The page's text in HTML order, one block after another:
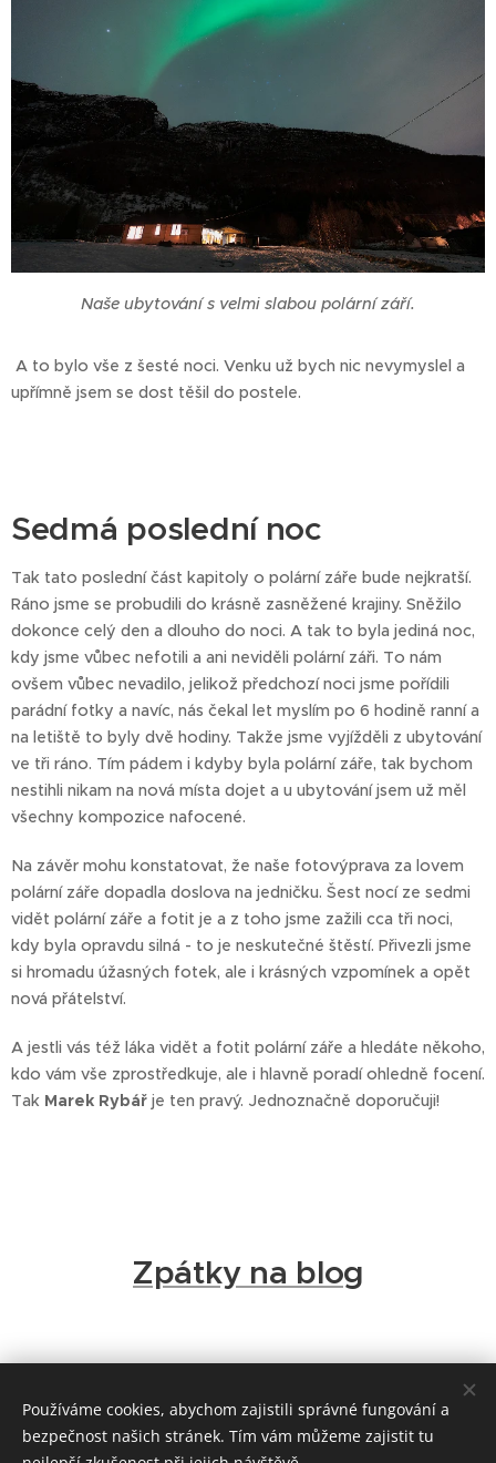
Naše ubytování s velmi slabou polární září.
A to bylo vše z šesté noci. Venku už bych nic nevymyslel a
upřímně jsem se dost těšil do postele.
Sedmá poslední noc
Tak tato poslední část kapitoly o polární záře bude nejkratší.
Ráno jsme se probudili do krásně zasněžené krajiny. Sněžilo
dokonce celý den a dlouho do noci. A tak to byla jediná noc,
kdy jsme vůbec nefotili a ani neviděli polární záři. To nám
ovšem vůbec nevadilo, jelikož předchozí noci jsme pořídili
parádní fotky a navíc, nás čekal let myslím po 6 hodině ranní a
na letiště to byly dvě hodiny. Takže jsme vyjížděli z ubytování
ve tři ráno. Tím pádem i kdyby byla polární záře, tak bychom
nestihli nikam na nová místa dojet a u ubytování jsem už měl
všechny kompozice nafocené.
Na závěr mohu konstatovat, že naše fotovýprava za lovem
polární záře dopadla doslova na jedničku. Šest nocí ze sedmi
vidět polární záře a fotit je a z toho jsme zažili cca tři noci,
kdy byla opravdu silná - to je neskutečné štěstí. Přivezli jsme
si hromadu úžasných fotek, ale i krásných vzpomínek a opět
nová přátelství.
A jestli vás též láka vidět a fotit polární záře a hledáte někoho,
kdo vám vše zprostředkuje, ale i hlavně poradí ohledně focení.
Tak Marek Rybář je ten pravý. Jednoznačně doporučuji!
Zpátky na blog
Používáme cookies, abychom zajistili správné fungování a
bezpečnost našich stránek. Tím vám můžeme zajistit tu